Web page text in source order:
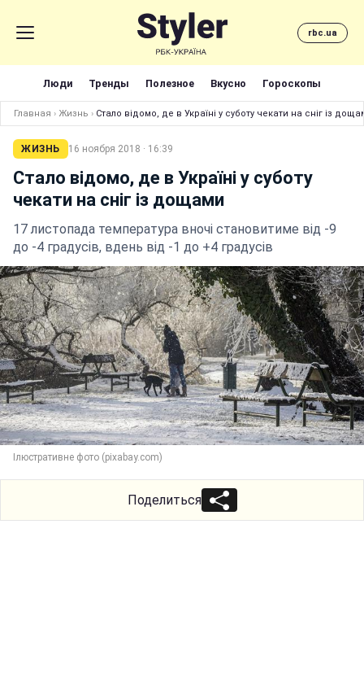
rbc.ua
Люди Тренды Полезное Вкусно Гороскопы
Главная › Жизнь › Стало відомо, де в Україні у суботу чекати на сніг із
ЖИЗНЬ 16 ноября 2018 · 16:39
Стало відомо, де в Україні у суботу
чекати на сніг із дощами
17 листопада температура вночі становитиме від -9
до -4 градусів, вдень від -1 до +4 градусів
Ілюстративне фото (pixabay.com)
Поделиться